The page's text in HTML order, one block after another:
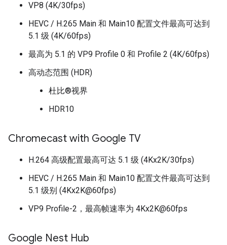
VP8 (4K/30fps)
HEVC / H.265 Main 和 Main10 配置文件最高可达到
5.1 级 (4K/60fps)
最高为 5.1 的 VP9 Profile 0 和 Profile 2 (4K/60fps)
高动态范围 (HDR)
杜比®视界
HDR10
Chromecast with Google TV
H.264 高级配置最高可达 5.1 级 (4Kx2K/30fps)
HEVC / H.265 Main 和 Main10 配置文件最高可达到
5.1 级别 (4Kx2K@60fps)
VP9 Profile-2，最高帧速率为 4Kx2K@60fps
Google Nest Hub